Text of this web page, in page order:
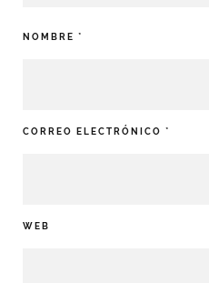
NOMBRE *
CORREO ELECTRÓNICO *
WEB